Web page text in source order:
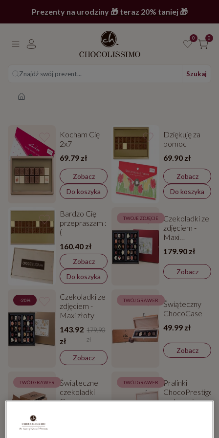
Prezenty na urodziny 🎁 teraz 20% taniej 🎁
0 0
Znajdź swój prezent... Szukaj
Kocham Cię
2x7
69.79 zł
Zobacz
Do koszyka
Dziękuję za
pomoc
69.90 zł
Zobacz
Do koszyka
Bardzo Cię
przepraszam :
(
160.40 zł
Zobacz
Do koszyka
TWOJE ZDJĘCIE
Czekoladki ze
zdjęciem -
Maxi
czerwony
179.90 zł
Zobacz
-20%
Czekoladki ze
zdjęciem -
Maxi złoty
143.92
zł
179.90
zł
Zobacz
TWÓJ GRAWER
Świąteczny
ChocoCase
49.99 zł
Zobacz
TWÓJ GRAWER
Świąteczne
czekoladki
Grande
TWÓJ GRAWER
Pralinki
ChocoPrestige
w drewnianej